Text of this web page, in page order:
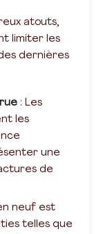
atouts,
limiter les
dernières
: Les
les
une
de
neuf est
telles que